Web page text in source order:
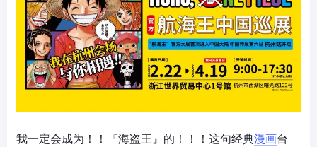
我一定会成为！！『海盗王』的！！！这句经典漫画台